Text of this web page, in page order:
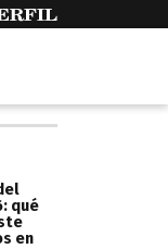
qué
en